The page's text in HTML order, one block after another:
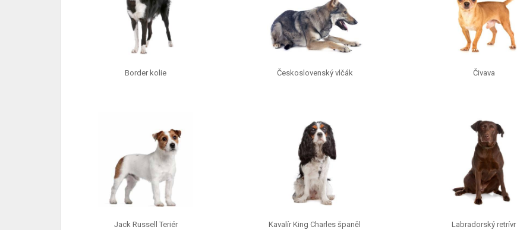
Border kolie Československý vlčák Čivava
Jack Russell Teriér Kavalír King Charles španěl Labradorský retrívr